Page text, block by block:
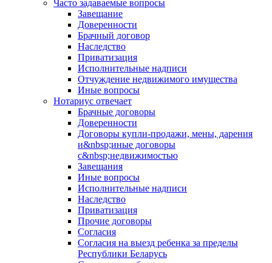
Часто задаваемые вопросы
Завещание
Доверенности
Брачный договор
Наследство
Приватизация
Исполнительные надписи
Отчуждение недвижимого имущества
Иные вопросы
Нотариус отвечает
Брачные договоры
Доверенности
Договоры купли-продажи, мены, дарения
и&nbsp;иные договоры
с&nbsp;недвижимостью
Завещания
Иные вопросы
Исполнительные надписи
Наследство
Приватизация
Прочие договоры
Согласия
Согласия на выезд ребенка за пределы
Республики Беларусь